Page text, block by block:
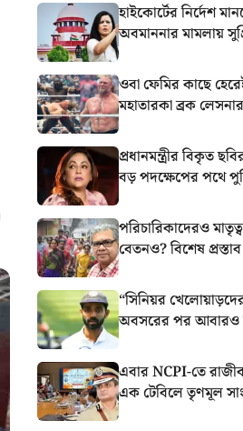
হাইকোর্টের নির্দেশ
অবমাননার মামলায়
ওবা ফেমির কাছে
মহাতারকা ব্রক লেসনার
প্রধানমন্ত্রীর বিকৃত
বড় পদক্ষেপের পথে
পরিচারিকাদেরও
বেতনও? বিশেষ প্রস্তাব
“সিনিয়র
অবসরের পর আবারও
এবার NCPI-তে
এক টেবিলে তৃণমূল